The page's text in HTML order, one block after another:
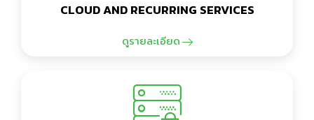
CLOUD AND RECURRING SERVICES
ดูรายละเอียด